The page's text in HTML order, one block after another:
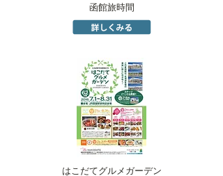
函館旅時間
はこだてグルメガーデン